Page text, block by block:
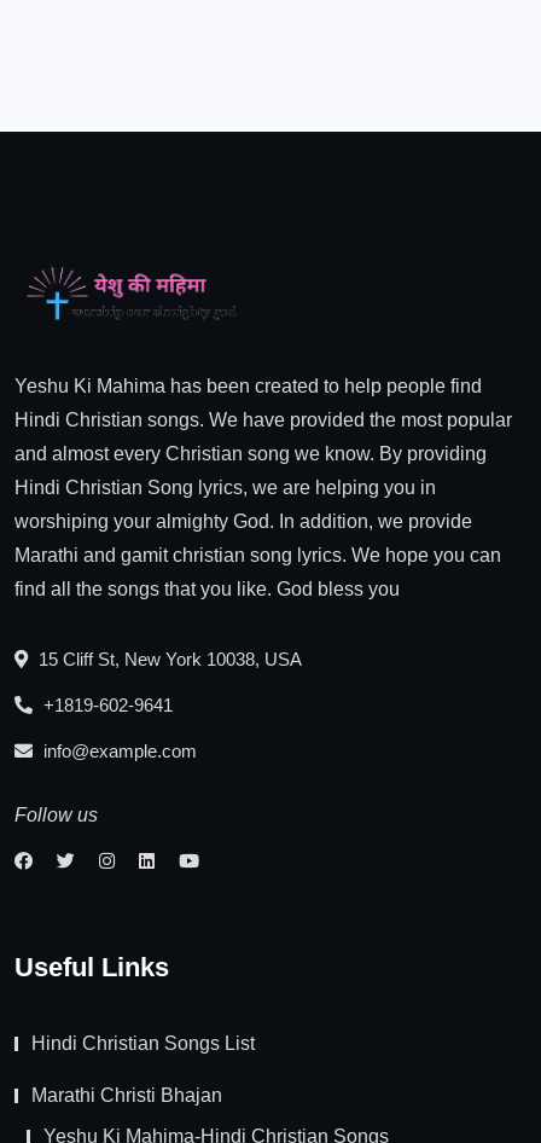
Yeshu Ki Mahima has been created to help people find
Hindi Christian songs. We have provided the most popular
and almost every Christian song we know. By providing
Hindi Christian Song lyrics, we are helping you in
worshiping your almighty God. In addition, we provide
Marathi and gamit christian song lyrics. We hope you can
find all the songs that you like. God bless you
15 Cliff St, New York 10038, USA
+1819-602-9641
info@example.com
Follow us
Useful Links
Hindi Christian Songs List
Marathi Christi Bhajan
Yeshu Ki Mahima-Hindi Christian Songs